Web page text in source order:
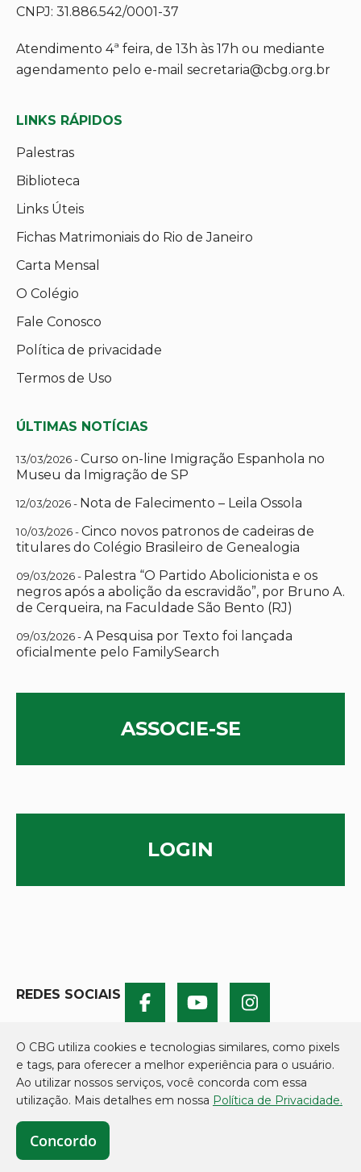
CNPJ: 31.886.542/0001-37
Atendimento 4ª feira, de 13h às 17h ou mediante
agendamento pelo e-mail secretaria@cbg.org.br
LINKS RÁPIDOS
Palestras
Biblioteca
Links Úteis
Fichas Matrimoniais do Rio de Janeiro
Carta Mensal
O Colégio
Fale Conosco
Política de privacidade
Termos de Uso
ÚLTIMAS NOTÍCIAS
13/03/2026 -Curso on-line Imigração Espanhola no
Museu da Imigração de SP
12/03/2026 - Nota de Falecimento – Leila Ossola
10/03/2026 -Cinco novos patronos de cadeiras de
titulares do Colégio Brasileiro de Genealogia
09/03/2026 - Palestra “O Partido Abolicionista e os
negros após a abolição da escravidão”, por Bruno A.
de Cerqueira, na Faculdade São Bento (RJ)
09/03/2026 -A Pesquisa por Texto foi lançada
oficialmente pelo FamilySearch
ASSOCIE-SE
LOGIN
REDES SOCIAIS
O CBG utiliza cookies e tecnologias similares, como pixels
e tags, para oferecer a melhor experiência para o usuário.
Ao utilizar nossos serviços, você concorda com essa
utilização. Mais detalhes em nossa Política de Privacidade.
Concordo